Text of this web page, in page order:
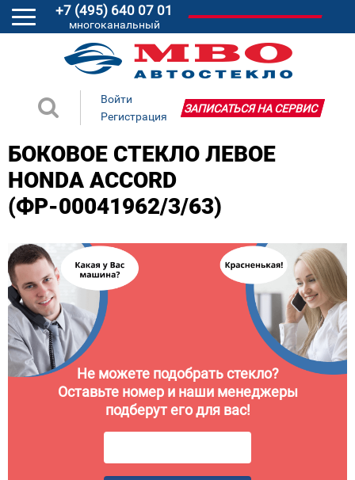
+7 (495) 640 07 01
многоканальный
Войти
Регистрация
ЗАПИСАТЬСЯ НА СЕРВИС
БОКОВОЕ СТЕКЛО ЛЕВОЕ
HONDA ACCORD
(ФР-00041962/3/63)
Не можете подобрать стекло?
Оставьте номер и наши менеджеры
подберут его для вас!